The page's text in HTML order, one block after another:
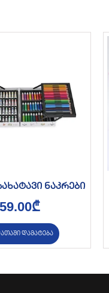
ნაკრები
59.00₾
დამატება